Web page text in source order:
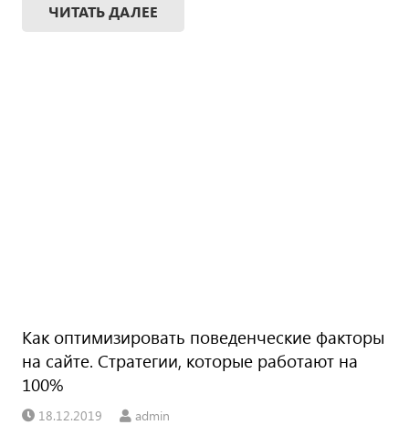
ЧИТАТЬ ДАЛЕЕ
Как оптимизировать поведенческие факторы
на сайте. Стратегии, которые работают на
100%
18.12.2019
admin